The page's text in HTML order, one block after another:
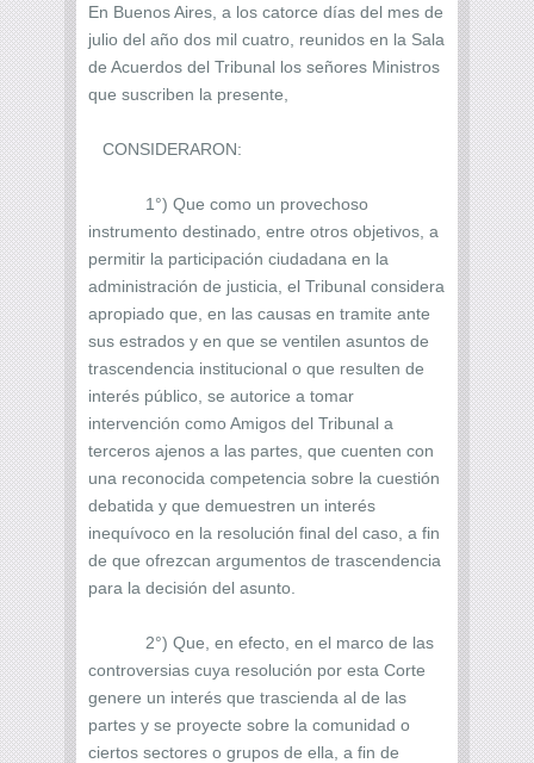
En Buenos Aires, a los catorce días del mes de
julio del año dos mil cuatro, reunidos en la Sala
de Acuerdos del Tribunal los señores Ministros
que suscriben la presente,
CONSIDERARON:
1°) Que como un provechoso
instrumento destinado, entre otros objetivos, a
permitir la participación ciudadana en la
administración de justicia, el Tribunal considera
apropiado que, en las causas en tramite ante
sus estrados y en que se ventilen asuntos de
trascendencia institucional o que resulten de
interés público, se autorice a tomar
intervención como Amigos del Tribunal a
terceros ajenos a las partes, que cuenten con
una reconocida competencia sobre la cuestión
debatida y que demuestren un interés
inequívoco en la resolución final del caso, a fin
de que ofrezcan argumentos de trascendencia
para la decisión del asunto.
2°) Que, en efecto, en el marco de las
controversias cuya resolución por esta Corte
genere un interés que trascienda al de las
partes y se proyecte sobre la comunidad o
ciertos sectores o grupos de ella, a fin de